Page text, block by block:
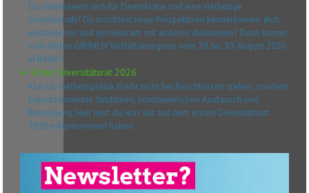
Du interessierst dich für Demokratie und eine vielfältige
Gesellschaft? Du möchtest neue Perspektiven kennenlernen, dich
austauschen und gemeinsam mit anderen diskutieren? Dann komm
zum dritten GRÜNEN Vielfaltskongress vom 29. bis 30. August 2026
in Berlin!
Erster Diversitätsrat 2026
Klar ist: Vielfaltspolitik bleibt nicht bei Beschlüssen stehen, sondern
braucht konkrete Strukturen, kontinuierlichen Austausch und
Beteiligung. Hier liest du, was wir aus dem ersten Diversitätsrat
2026 mitgenommen haben.